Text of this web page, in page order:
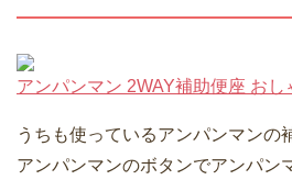
アンパンマン 2WAY補助便座 おし
うちも使っているアンパンマンの
アンパンマンのボタンでアンパン